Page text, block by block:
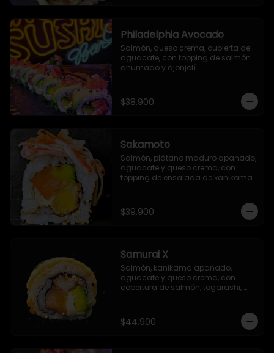
Philadelphia Avocado
Salmón, queso crema, cubierta de
aguacate, con topping de salmón
ahumado y ajonjolí.
$38.900
Sakamoto
Salmón, plátano maduro apanado,
aguacate y queso crema, con
topping de ensalada de kanikama
$39.900
Samurai X
Salmón, kanikama apanado,
aguacate y queso crema, con
cobertura de salmón, togarashi,
$44.900